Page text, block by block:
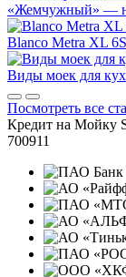
«Жемчужный» —
Blanco Metra XL 6S
Виды моек для
Посмотреть все
Кредит на Мойку
700911